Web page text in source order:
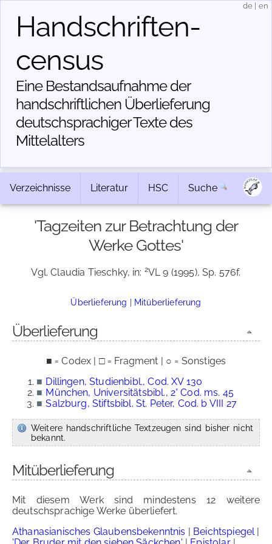
Handschriften­
census
Eine Bestandsaufnahme der
handschriftlichen Über­lieferung
deutschsprachiger Texte des
Mittelalters
de en
Verzeichnisse Literatur HSC Suche
'Tagzeiten zur Betrachtung der
Werke Gottes'
Vgl. Claudia Tieschky, in: 2VL 9 (1995), Sp. 576f.
Überlieferung | Mitüberlieferung
Überlieferung
■ = Codex | □ = Fragment | ○ = Sonstiges
■ Dillingen, Studienbibl., Cod. XV 130
■ München, Universitätsbibl., 2° Cod. ms. 45
■ Salzburg, Stiftsbibl. St. Peter, Cod. b VIII 27
Weitere handschriftliche Textzeugen sind bisher nicht
bekannt.
Mitüberlieferung
Mit diesem Werk sind mindestens 12 weitere
deutschsprachige Werke überliefert.
Athanasianisches Glaubensbekenntnis | Beichtspiegel|